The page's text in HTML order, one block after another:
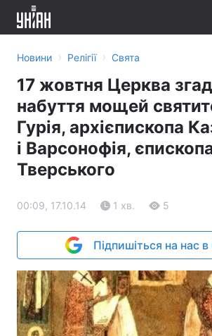
Новини › Релігії › Свята
17 жовтня Церква
набуття мощей
Гурія, архієпископа
і Варсонофія,
Тверського
00:09, 17.10.14 1 хв. 5
Підпишіться на нас